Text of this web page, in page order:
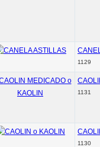
1129
1131
1130